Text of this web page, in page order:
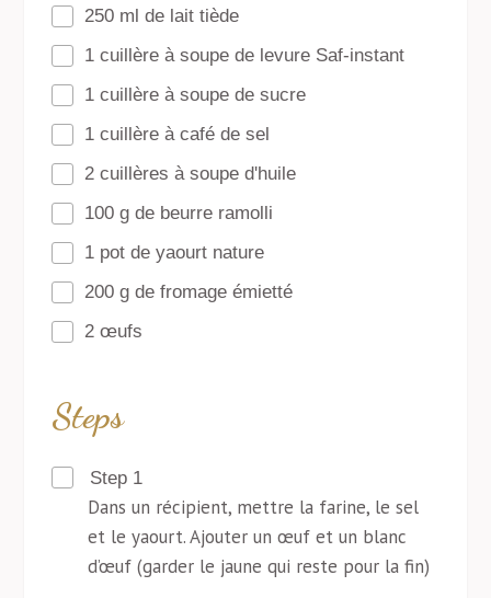
250 ml de lait tiède
1 cuillère à soupe de levure Saf-instant
1 cuillère à soupe de sucre
1 cuillère à café de sel
2 cuillères à soupe d'huile
100 g de beurre ramolli
1 pot de yaourt nature
200 g de fromage émietté
2 œufs
Steps
Step 1
Dans un récipient, mettre la farine, le sel
et le yaourt. Ajouter un œuf et un blanc
d’œuf (garder le jaune qui reste pour la fin)